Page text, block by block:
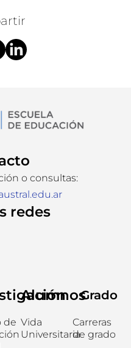
o consultas:
redes
de
Alumnos
Vida
Universitaria
Grado
Carreras
de grado